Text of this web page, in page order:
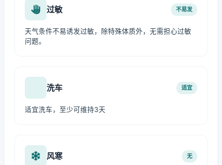
过敏 不易发
天气条件不易诱发过敏，除特殊体质外，无需担心过敏
问题。
洗车 适宜
适宜洗车，至少可维持3天
风寒 无